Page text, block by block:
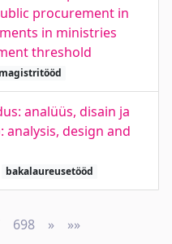
procurement in
in ministries
threshold
magistritööd
analüüs, disain ja
analysis, design and
bakalaureusetööd
698 » Next
»»